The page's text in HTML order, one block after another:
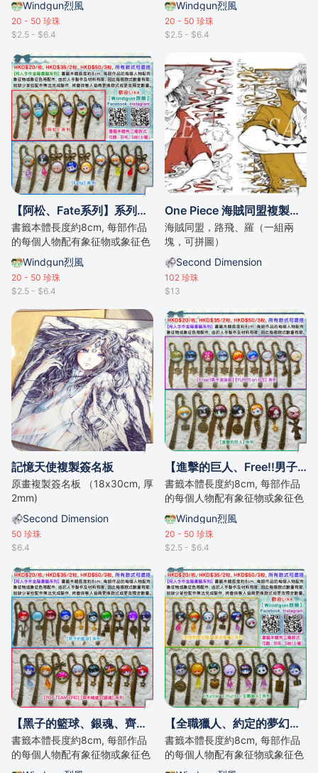
Windgun烈風
20 - 50 珍珠
$2.5 - $6.4
Windgun烈風
20 - 50 珍珠
$2.5 - $6.4
【阿松、Fate系列】系列【同人手作金屬書籤系列】
書籤本體長度約8cm, 每部作品
的每個人物配有象征物或象征色
等配件。
Windgun烈風
20 - 50 珍珠
$2.5 - $6.4
One Piece 海賊同盟複製簽名板
海賊同盟，路飛、羅（一組兩
塊，可拼圖）
Second Dimension
102 珍珠
$13
記憶天使複製簽名板
原畫複製簽名板 （18x30cm, 厚
2mm)
Second Dimension
50 珍珠
$6.4
【進擊的巨人、Free!!男子游泳部、YURI!!! on ICE】系列【同人手作金屬書籤系列】
書籤本體長度約8cm, 每部作品
的每個人物配有象征物或象征色
等配件。
Windgun烈風
20 - 50 珍珠
$2.5 - $6.4
【黑子的籃球、銀魂、齊木楠雄、POP TEAM EPIC (pop子和pipi美的日常)】系列【同人手作金屬書籤系列】
書籤本體長度約8cm, 每部作品
的每個人物配有象征物或象征色
等配件。
【全職獵人、約定的夢幻島、JOJO的奇妙冒險】系列【同人手作金屬書籤系列】
書籤本體長度約8cm, 每部作品
的每個人物配有象征物或象征色
等配件。